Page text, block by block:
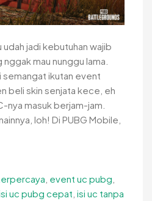
udah jadi kebutuhan wajib
mau nunggu lama.
semangat ikutan event
beli skin senjata kece, eh
nya masuk berjam-jam.
loh! Di PUBG Mobile,
event uc pubg
uc pubg cepat isi uc tanpa